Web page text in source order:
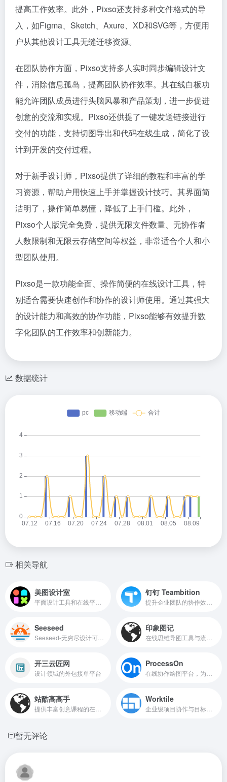
提高工作效率。此外，Pixso还支持多种文件格式的导
入，如Figma、Sketch、Axure、XD和SVG等，方便用
户从其他设计工具无缝迁移资源。
在团队协作方面，Pixso支持多人实时同步编辑设计文
件，消除信息孤岛，提高团队协作效率。其在线白板功
能允许团队成员进行头脑风暴和产品策划，进一步促进
创意的交流和实现。Pixso还供提了一键发送链接进行
交付的功能，支持切图导出和代码在线生成，简化了设
计到开发的交付过程。
对于新手设计师，Pixso提供了详细的教程和丰富的学
习资源，帮助户用快速上手并掌握设计技巧。其界面简
洁明了，操作简单易懂，降低了上手门槛。此外，
Pixso个人版完全免费，提供无限文件数量、无协作者
人数限制和无限云存储空间等权益，非常适合个人和小
型团队使用。
Pixso是一款功能全面、操作简便的在线设计工具，特
别适合需要快速创作和协作的设计师使用。通过其强大
的设计能力和高效的协作功能，Pixso能够有效提升数
字化团队的工作效率和创新能力。
数据统计
相关导航
美图设计室 钉钉 Teambition
Seeseed 印象图记
开三云匠网
设计领域的外包接单平台
ProcessOn
站酷高高手 Worktile
暂无评论